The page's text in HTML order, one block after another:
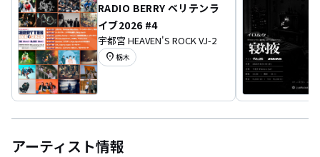
RADIO BERRY ベリテンラ
イブ2026 #4
宇都宮 HEAVEN'S ROCK VJ-2
location_on 栃木
アーティスト情報